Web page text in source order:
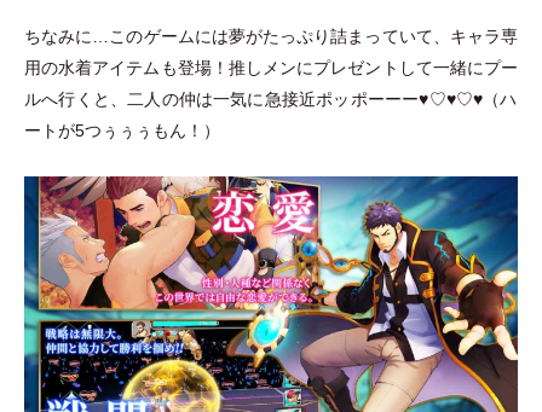
ちなみに…このゲームには夢がたっぷり詰まっていて、キャラ専
用の水着アイテムも登場！推しメンにプレゼントして一緒にプー
ルへ行くと、二人の仲は一気に急接近ポッポーーー♥︎♡♥︎♡♥︎ （ハ
ートが5つぅぅぅもん！ ）